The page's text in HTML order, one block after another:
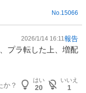
No.15066
2026/1/14 16:11報告
プラ転した上、増配
か？
はい
20
いいえ
1